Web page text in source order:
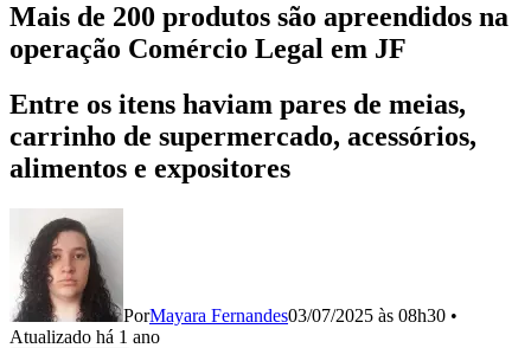
Mais de 200 produtos são apreendidos na
operação Comércio Legal em JF
Entre os itens haviam pares de meias,
carrinho de supermercado, acessórios,
alimentos e expositores
PorMayara Fernandes03/07/2025 às 08h30 •
Atualizado há 1 ano